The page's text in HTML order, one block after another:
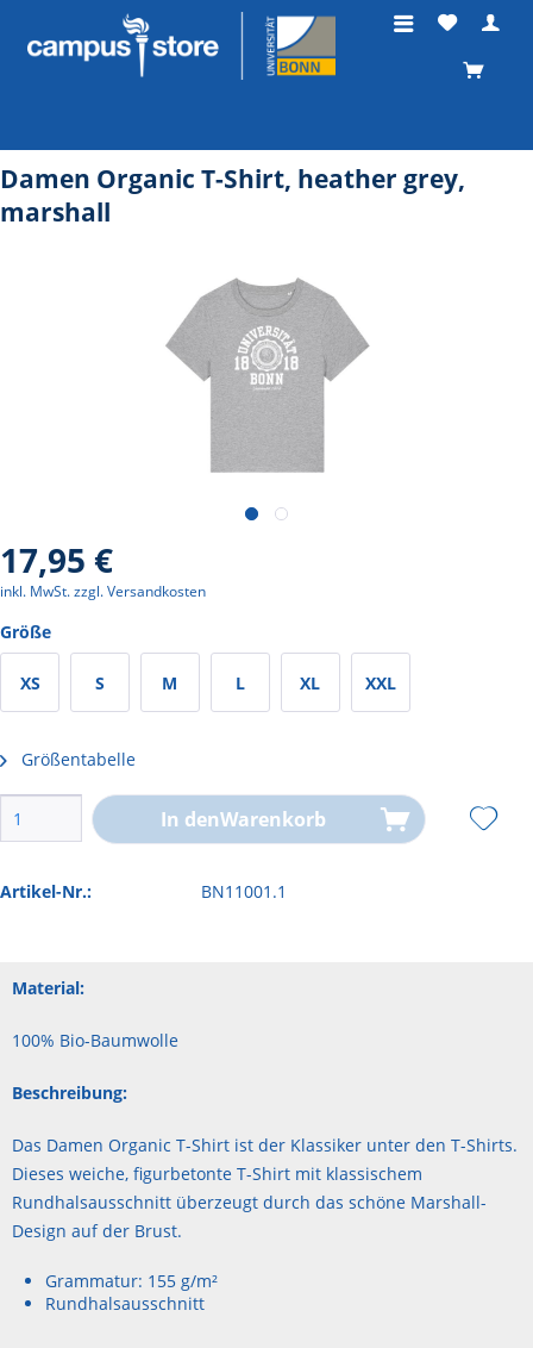
Damen Organic T-Shirt, heather grey,
marshall
17,95 €
inkl. MwSt.zzgl. Versandkosten
Größe
XS S M L XL XXL
Größentabelle
In denWarenkorb
Artikel-Nr.: BN11001.1
Material:
100% Bio-Baumwolle
Beschreibung:
Das Damen Organic T-Shirt ist der Klassiker unter den T-Shirts.
Dieses weiche, figurbetonte T-Shirt mit klassischem
Rundhalsausschnitt überzeugt durch das schöne Marshall-
Design auf der Brust.
Grammatur: 155 g/m²
Rundhalsausschnitt